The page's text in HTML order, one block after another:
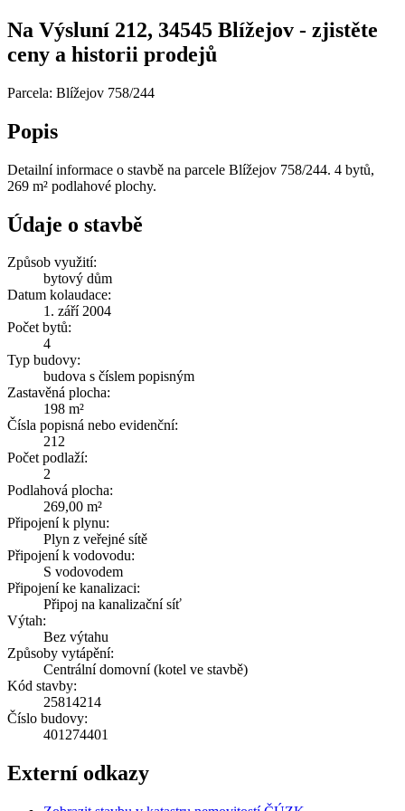
Na Výsluní 212, 34545 Blížejov - zjistěte
ceny a historii prodejů
Parcela: Blížejov 758/244
Popis
Detailní informace o stavbě na parcele Blížejov 758/244. 4 bytů,
269 m² podlahové plochy.
Údaje o stavbě
Způsob využití:
bytový dům
Datum kolaudace:
1. září 2004
Počet bytů:
4
Typ budovy:
budova s číslem popisným
Zastavěná plocha:
198 m²
Čísla popisná nebo evidenční:
212
Počet podlaží:
2
Podlahová plocha:
269,00 m²
Připojení k plynu:
Plyn z veřejné sítě
Připojení k vodovodu:
S vodovodem
Připojení ke kanalizaci:
Připoj na kanalizační síť
Výtah:
Bez výtahu
Způsoby vytápění:
Centrální domovní (kotel ve stavbě)
Kód stavby:
25814214
Číslo budovy:
401274401
Externí odkazy